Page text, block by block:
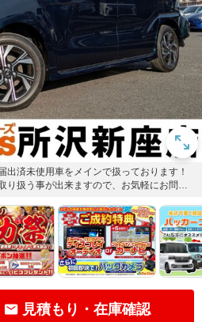
済未使用車をメインで扱っております！
扱う事が出来ますので、お気軽にお問い
見積もり・在庫確認